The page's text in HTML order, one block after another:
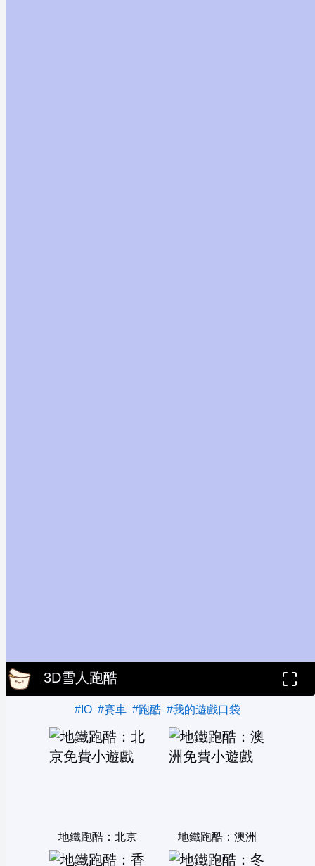
3D雪人跑酷
#IO #賽車 #跑酷 #我的遊戲口袋
地鐵跑酷：北京 地鐵跑酷：澳洲